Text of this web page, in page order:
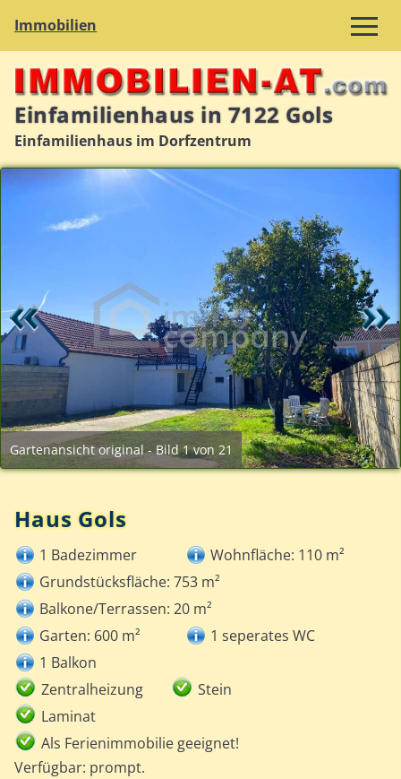
Immobilien
Einfamilienhaus in 7122 Gols
Einfamilienhaus im Dorfzentrum
Gartenansicht original - Bild 1 von 21
Haus Gols
1 Badezimmer
Wohnfläche: 110 m²
Grundstücksfläche: 753 m²
Balkone/Terrassen: 20 m²
Garten: 600 m²
1 seperates WC
1 Balkon
Zentralheizung
Stein
Laminat
Als Ferienimmobilie geeignet!
Verfügbar: prompt.